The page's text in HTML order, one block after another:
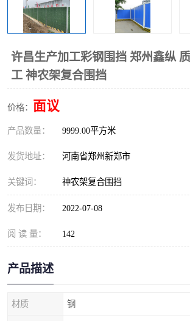
许昌生产加工彩钢围挡 郑州鑫纵
工 神农架复合围挡
价格： 面议
产品数量： 9999.00平方米
发货地址： 河南省郑州新郑市
关键词： 神农架复合围挡
发布日期： 2022-07-08
阅 读 量： 142
产品描述
材质 钢